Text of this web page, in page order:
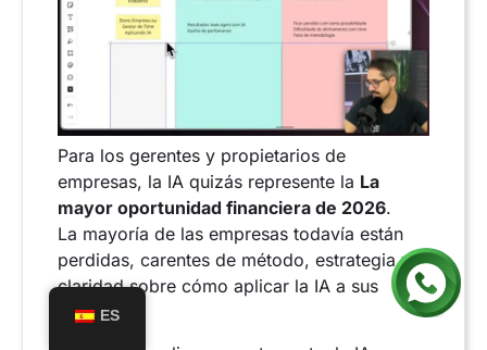
Para los gerentes y propietarios de
empresas, la IA quizás represente la La
mayor oportunidad financiera de 2026.
La mayoría de las empresas todavía están
perdidas, carentes de método, estrategia y
claridad sobre cómo aplicar la IA a sus
procesos.
ES